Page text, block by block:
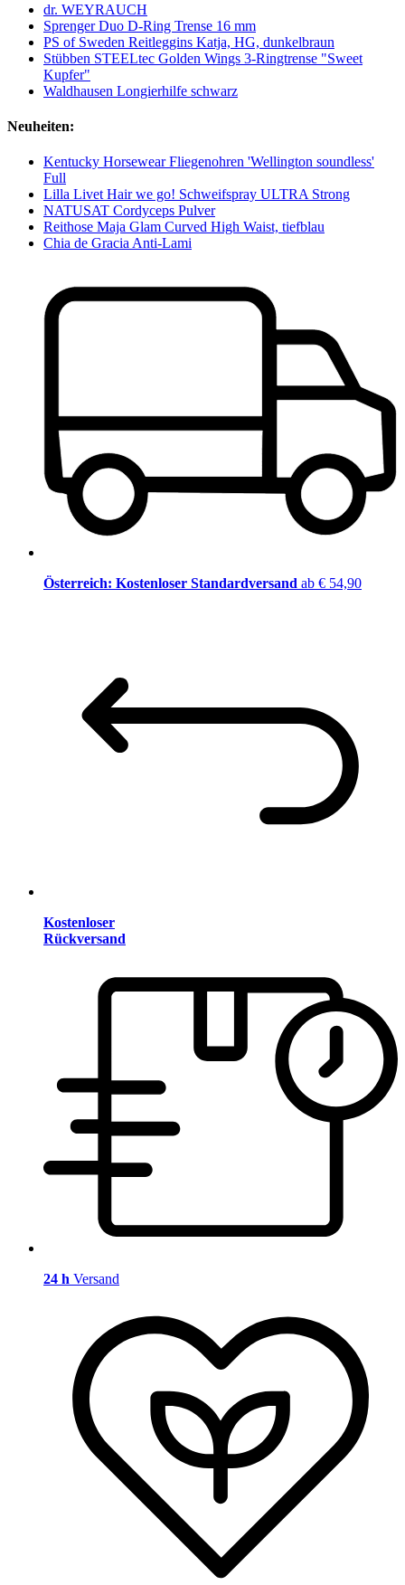
dr. WEYRAUCH
Sprenger Duo D-Ring Trense 16 mm
PS of Sweden Reitleggins Katja, HG, dunkelbraun
Stübben STEELtec Golden Wings 3-Ringtrense "Sweet
Kupfer"
Waldhausen Longierhilfe schwarz
Neuheiten:
Kentucky Horsewear Fliegenohren 'Wellington soundless'
Full
Lilla Livet Hair we go! Schweifspray ULTRA Strong
NATUSAT Cordyceps Pulver
Reithose Maja Glam Curved High Waist, tiefblau
Chia de Gracia Anti-Lami
Österreich: Kostenloser Standardversand ab € 54,90
Kostenloser
Rückversand
24 h Versand